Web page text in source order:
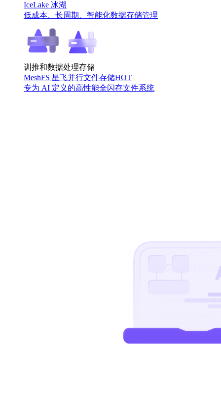
IceLake 冰湖
低成本、长周期、智能化数据存储管理
训推和数据处理存储
MeshFS 星飞并行文件存储HOT
专为 AI 定义的高性能全闪存文件系统